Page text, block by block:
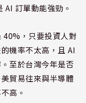
AI 訂單動能強勁。
40%，只要投資人對
機率不太高，且 AI
至於台灣今年是否
貿易往來與半導體
高。